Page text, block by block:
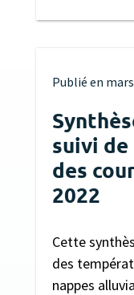
Publié en
suivi
des
2022
Cette
des
nappes